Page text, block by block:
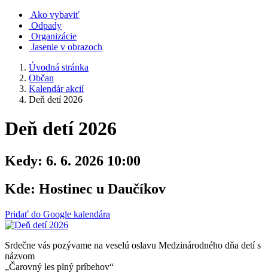
Ako vybaviť
Odpady
Organizácie
Jasenie v obrazoch
Úvodná stránka
Občan
Kalendár akcií
Deň detí 2026
Deň detí 2026
Kedy: 6. 6. 2026 10:00
Kde: Hostinec u Daučíkov
Pridať do Google kalendára
Srdečne vás pozývame na veselú oslavu Medzinárodného dňa detí s
názvom
„Čarovný les plný príbehov“